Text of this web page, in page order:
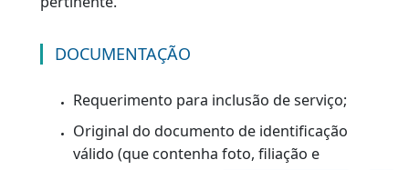
todos os exames necessários à habilitação.
Para solicitar o serviço, o candidato deverá,
proceder com a abertura de processo
administrativo com a documentação
pertinente.